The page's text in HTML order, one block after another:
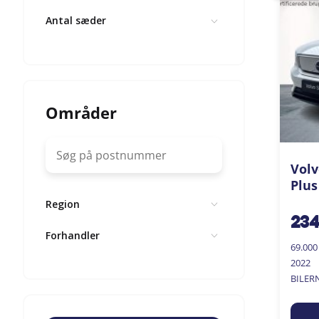
Antal sæder
Områder
Region
Forhandler
2022